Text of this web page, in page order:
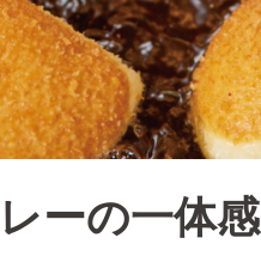
ーの一体感